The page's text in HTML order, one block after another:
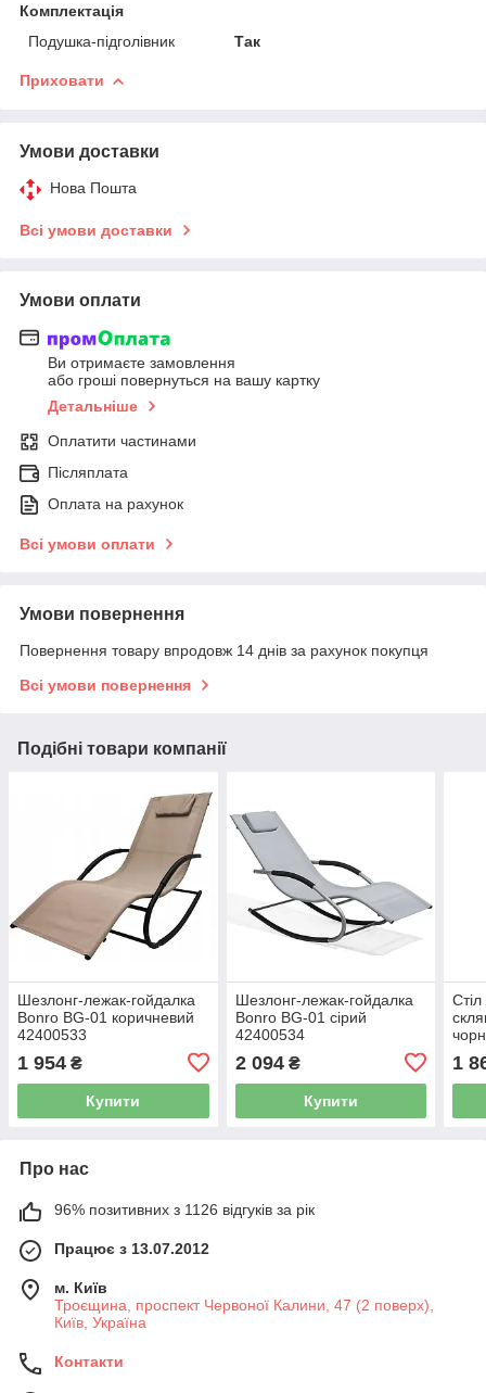
Комплектація
Подушка-підголівник
Так
Приховати
Умови доставки
Нова Пошта
Всі умови доставки
Умови оплати
Ви отримаєте замовлення
або гроші повернуться на вашу картку
Детальніше
Оплатити частинами
Післяплата
Оплата на рахунок
Всі умови оплати
Умови повернення
Повернення товару впродовж 14 днів за рахунок покупця
Всі умови повернення
Подібні товари компанії
Шезлонг-лежак-гойдалка
Bonro BG-01 коричневий
42400533
1 954 ₴
Купити
Шезлонг-лежак-гойдалка
Bonro BG-01 сірий
42400534
2 094₴
Купити
1
Про нас
96% позитивних з 1126 відгуків за рік
Працює з 13.07.2012
м. Київ
Троєщина, проспект Червоної Калини, 47 (2 поверх),
Київ, Україна
Контакти